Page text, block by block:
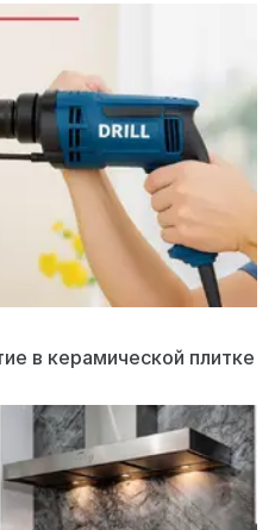
в керамической плитке